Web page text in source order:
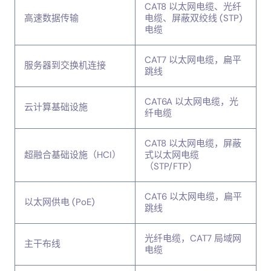
高速数据传输
CAT8 以太网电缆、光纤
电缆、屏蔽双绞线 (STP)
电缆
服务器到交换机连接
CAT7 以太网电缆，扁平
跳线
云计算基础设施
CAT6A 以太网电缆，光
纤电缆
超融合基础设施（HCI）
CAT8 以太网电缆，屏蔽
式以太网电缆
（STP/FTP）
以太网供电 (PoE)
CAT6 以太网电缆，扁平
跳线
主干布线
光纤电缆，CAT7 局域网
电缆